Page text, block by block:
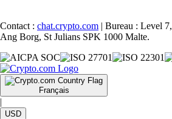
Contact : chat.crypto.com | Bureau : Level
Ang Borg, St Julians SPK 1000 Malte.
Français
|
USD